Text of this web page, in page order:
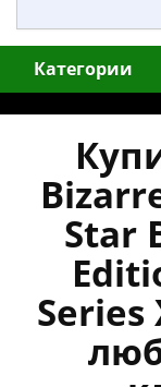
Категории
Star
Series